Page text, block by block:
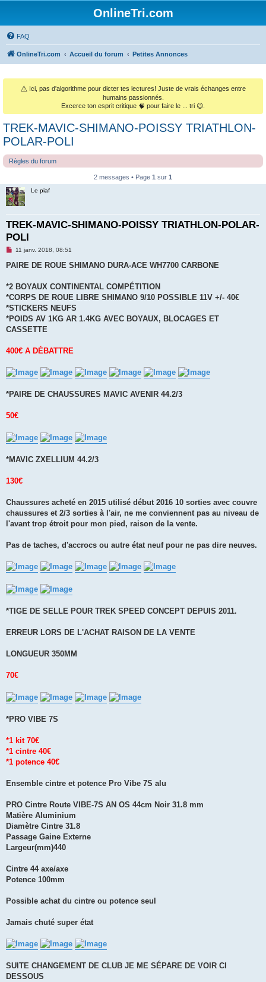
OnlineTri.com
FAQ
OnlineTri.com Accueil du forum Petites Annonces
⚠️ Ici, pas d'algorithme pour dicter tes lectures! Juste de vrais échanges entre
humains passionnés.
Excerce ton esprit critique 🧠 pour faire le ... tri 😉.
TREK-MAVIC-SHIMANO-POISSY TRIATHLON-
POLAR-POLI
Règles du forum
2 messages • Page 1 sur 1
Le piaf
TREK-MAVIC-SHIMANO-POISSY TRIATHLON-POLAR-
POLI
M
s
g
n
o
l
u
11 janv. 2018, 08:51
PAIRE DE ROUE SHIMANO DURA-ACE WH7700 CARBONE
*2 BOYAUX CONTINENTAL COMPÉTITION
*CORPS DE ROUE LIBRE SHIMANO 9/10 POSSIBLE 11V +/- 40€
*STICKERS NEUFS
*POIDS AV 1KG AR 1.4KG AVEC BOYAUX, BLOCAGES ET
CASSETTE
400€ A DÉBATTRE
*PAIRE DE CHAUSSURES MAVIC AVENIR 44.2/3
50€
*MAVIC ZXELLIUM 44.2/3
130€
Chaussures acheté en 2015 utilisé début 2016 10 sorties avec couvre
chaussures et 2/3 sorties à l'air, ne me conviennent pas au niveau de
l'avant trop étroit pour mon pied, raison de la vente.
Pas de taches, d'accrocs ou autre état neuf pour ne pas dire neuves.
*TIGE DE SELLE POUR TREK SPEED CONCEPT DEPUIS 2011.
ERREUR LORS DE L'ACHAT RAISON DE LA VENTE
LONGUEUR 350MM
70€
*PRO VIBE 7S
*1 kit 70€
*1 cintre 40€
*1 potence 40€
Ensemble cintre et potence Pro Vibe 7S alu
PRO Cintre Route VIBE-7S AN OS 44cm Noir 31.8 mm
Matière Aluminium
Diamètre Cintre 31.8
Passage Gaine Externe
Largeur(mm)440
Cintre 44 axe/axe
Potence 100mm
Possible achat du cintre ou potence seul
Jamais chuté super état
SUITE CHANGEMENT DE CLUB JE ME SÉPARE DE VOIR CI
DESSOUS